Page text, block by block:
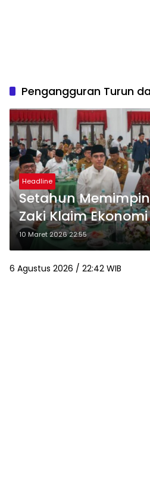
Pengangguran Turun
Headline
Setahun
Zaki Klaim
Pengangguran
10 Maret 2026 22:55
6 Agustus 2026 / 22:42 WIB